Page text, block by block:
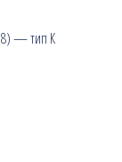
— тип К